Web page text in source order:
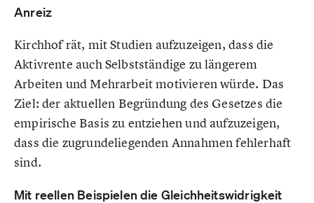
Anreiz
Kirchhof rät, mit Studien aufzuzeigen, dass die
Aktivrente auch Selbstständige zu längerem
Arbeiten und Mehrarbeit motivieren würde. Das
Ziel: der aktuellen Begründung des Gesetzes die
empirische Basis zu entziehen und aufzuzeigen,
dass die zugrundeliegenden Annahmen fehlerhaft
sind.
Mit reellen Beispielen die Gleichheitswidrigkeit